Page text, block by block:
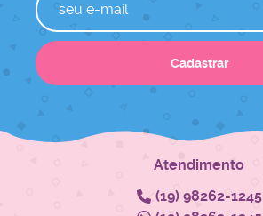
Cadastrar
Atendimento
(19)98262-1245